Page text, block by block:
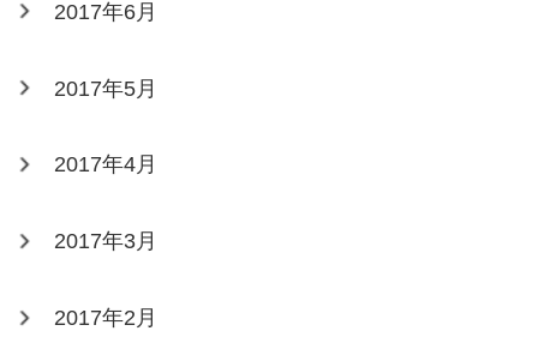
2017年6月
2017年5月
2017年4月
2017年3月
2017年2月